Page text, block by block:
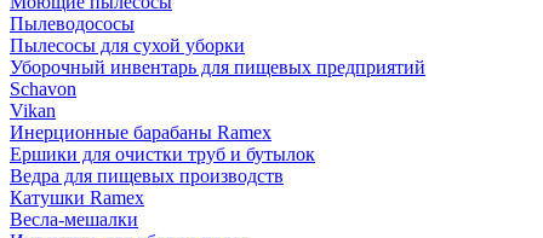
Пылеводососы
Пылесосы для сухой уборки
Уборочный инвентарь для пищевых предприятий
Schavon
Vikan
Инерционные барабаны Ramex
Ершики для очистки труб и бутылок
Ведра для пищевых производств
Катушки Ramex
Весла-мешалки